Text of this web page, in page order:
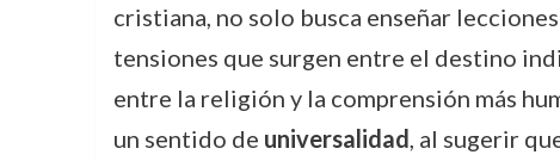
cristiana, no solo busca enseñar
tensiones que surgen entre el destino
entre la religión y la comprensión más
un sentido de universali­dad, al sugerir